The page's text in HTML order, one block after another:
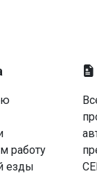
работу
езды